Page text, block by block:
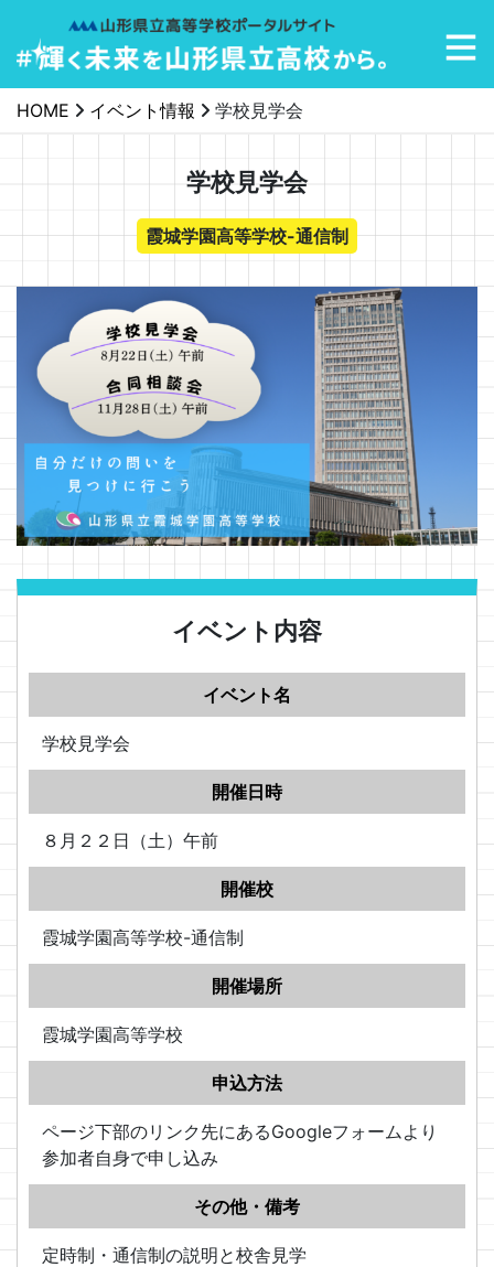
メインナビゲーション
HOME イベント情報 学校見学会
学校見学会
霞城学園高等学校-通信制
イベント内容
イベント名
学校見学会
開催日時
８月２２日（土）午前
開催校
霞城学園高等学校-通信制
開催場所
霞城学園高等学校
申込方法
ページ下部のリンク先にあるGoogleフォームより
参加者自身で申し込み
その他・備考
定時制・通信制の説明と校舎見学